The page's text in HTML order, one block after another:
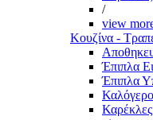
/
view
Κουζίνα -
Έπιπλα
Έπιπλα
Καρέκλες